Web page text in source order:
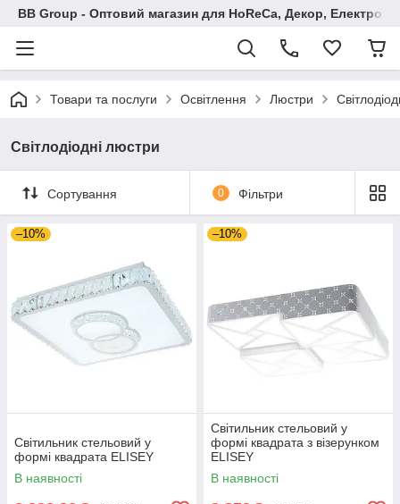
BB Group - Оптовий магазин для HoReCa, Декор,
Товари та послуги Освітлення Люстри
Світлодіодні люстри
Сортування 0 Фільтри
–10%
Світильник стельовий у
формі квадрата ELISEY
В наявності
–10%
Світильник стельовий у
формі квадрата з візерунком
ELISEY
В наявності